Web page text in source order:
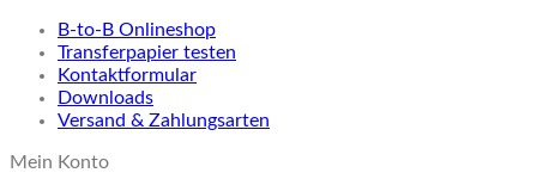
B-to-B Onlineshop
Transferpapier testen
Kontaktformular
Downloads
Versand & Zahlungsarten
Mein Konto